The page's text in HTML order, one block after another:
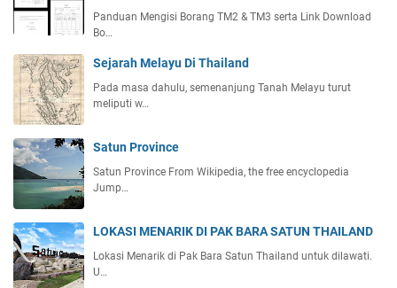
Panduan Mengisi Borang TM2 & TM3 serta Link Download
Bo…
Sejarah Melayu Di Thailand
Pada masa dahulu, semenanjung Tanah Melayu turut
meliputi w…
Satun Province
Satun Province From Wikipedia, the free encyclopedia
Jump…
LOKASI MENARIK DI PAK BARA SATUN THAILAND
Lokasi Menarik di Pak Bara Satun Thailand untuk dilawati.
U…